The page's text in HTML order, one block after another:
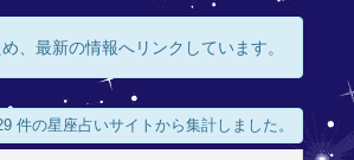
、最新の情報へリンクしています。
件の星座占いサイトから集計しました。